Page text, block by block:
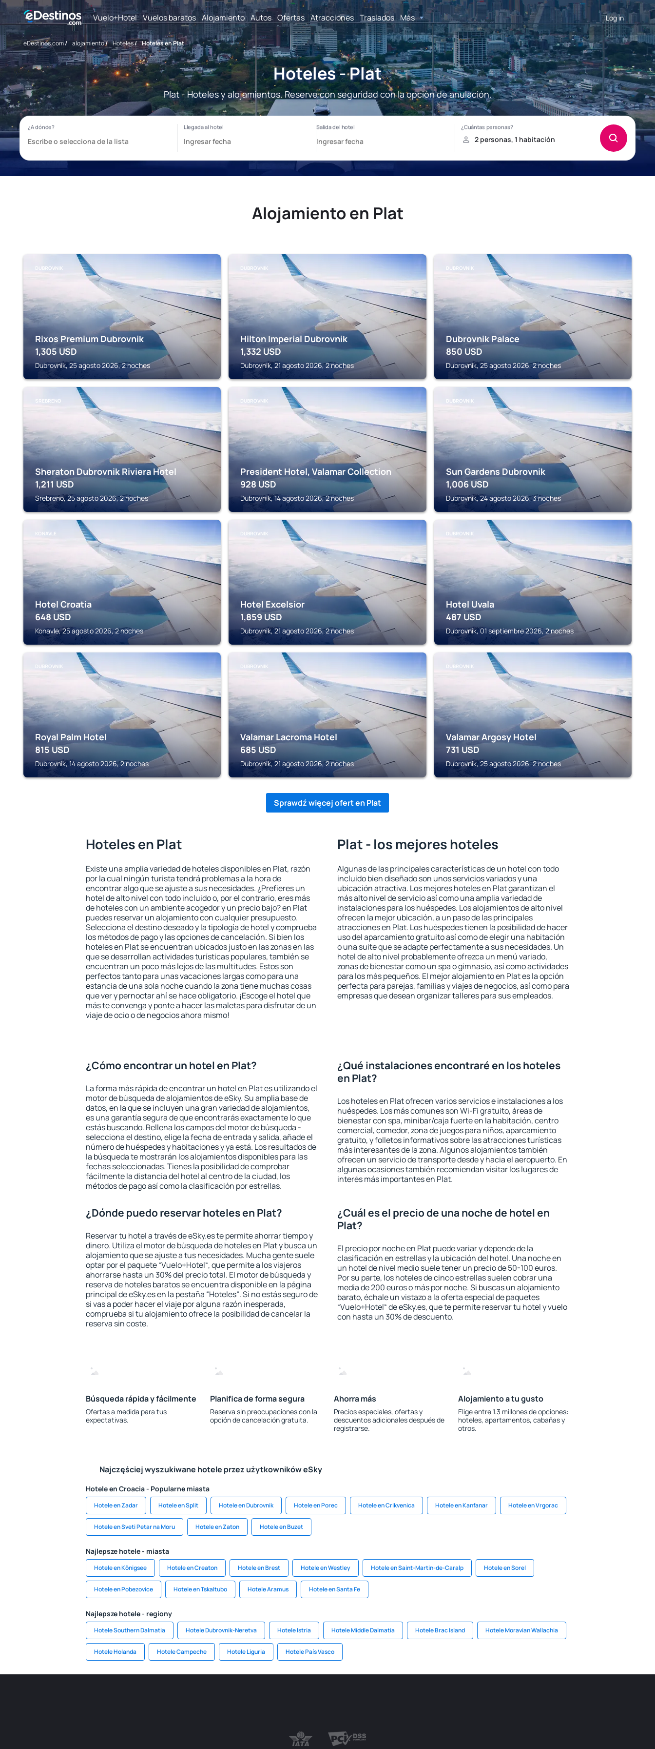
Vuelo+Hotel Vuelos baratos Alojamiento Autos Ofertas Atracciones Traslados Más Log in
eDestinos.com/ alojamiento/ Hoteles/ Hoteles en Plat
Hoteles - Plat
Plat - Hoteles y alojamientos. Reserve con seguridad con la opción de anulación.
Alojamiento en Plat
DUBROVNIK
Rixos Premium Dubrovnik
1,305 USD
Dubrovnik, 25 agosto 2026, 2 noches
DUBROVNIK
Hilton Imperial Dubrovnik
1,332 USD
Dubrovnik, 21 agosto 2026, 2 noches
DUBROVNIK
Dubrovnik Palace
850 USD
Dubrovnik, 25 agosto 2026, 2 noches
SREBRENO
Sheraton Dubrovnik Riviera Hotel
1,211 USD
Srebreno, 25 agosto 2026, 2 noches
DUBROVNIK
President Hotel, Valamar Collection
928 USD
Dubrovnik, 14 agosto 2026, 2 noches
DUBROVNIK
Sun Gardens Dubrovnik
1,006 USD
Dubrovnik, 24 agosto 2026, 3 noches
KONAVLE
Hotel Croatia
648 USD
Konavle, 25 agosto 2026, 2 noches
DUBROVNIK
Hotel Excelsior
1,859 USD
Dubrovnik, 21 agosto 2026, 2 noches
DUBROVNIK
Hotel Uvala
487 USD
Dubrovnik, 01 septiembre 2026, 2 noches
DUBROVNIK
Royal Palm Hotel
815 USD
Dubrovnik, 14 agosto 2026, 2 noches
DUBROVNIK
Valamar Lacroma Hotel
685 USD
Dubrovnik, 21 agosto 2026, 2 noches
DUBROVNIK
Valamar Argosy Hotel
731 USD
Dubrovnik, 25 agosto 2026, 2 noches
Sprawdź więcej ofert en Plat
Hoteles en Plat
Existe una amplia variedad de hoteles disponibles en Plat, razón
por la cual ningún turista tendrá problemas a la hora de
encontrar algo que se ajuste a sus necesidades. ¿Prefieres un
hotel de alto nivel con todo incluido o, por el contrario, eres más
de hoteles con un ambiente acogedor y un precio bajo? en Plat
puedes reservar un alojamiento con cualquier presupuesto.
Selecciona el destino deseado y la tipología de hotel y comprueba
los métodos de pago y las opciones de cancelación. Si bien los
hoteles en Plat se encuentran ubicados justo en las zonas en las
que se desarrollan actividades turísticas populares, también se
encuentran un poco más lejos de las multitudes. Estos son
perfectos tanto para unas vacaciones largas como para una
estancia de una sola noche cuando la zona tiene muchas cosas
que ver y pernoctar ahí se hace obligatorio. ¡Escoge el hotel que
más te convenga y ponte a hacer las maletas para disfrutar de un
viaje de ocio o de negocios ahora mismo!
Plat - los mejores hoteles
Algunas de las principales características de un hotel con todo
incluido bien diseñado son unos servicios variados y una
ubicación atractiva. Los mejores hoteles en Plat garantizan el
más alto nivel de servicio así como una amplia variedad de
instalaciones para los huéspedes. Los alojamientos de alto nivel
ofrecen la mejor ubicación, a un paso de las principales
atracciones en Plat. Los huéspedes tienen la posibilidad de hacer
uso del aparcamiento gratuito así como de elegir una habitación
o una suite que se adapte perfectamente a sus necesidades. Un
hotel de alto nivel probablemente ofrezca un menú variado,
zonas de bienestar como un spa o gimnasio, así como actividades
para los más pequeños. El mejor alojamiento en Plat es la opción
perfecta para parejas, familias y viajes de negocios, así como para
empresas que desean organizar talleres para sus empleados.
¿Cómo encontrar un hotel en Plat?
La forma más rápida de encontrar un hotel en Plat es utilizando el
motor de búsqueda de alojamientos de eSky. Su amplia base de
datos, en la que se incluyen una gran variedad de alojamientos,
es una garantía segura de que encontrarás exactamente lo que
estás buscando. Rellena los campos del motor de búsqueda -
selecciona el destino, elige la fecha de entrada y salida, añade el
número de huéspedes y habitaciones y ya está. Los resultados de
la búsqueda te mostrarán los alojamientos disponibles para las
fechas seleccionadas. Tienes la posibilidad de comprobar
fácilmente la distancia del hotel al centro de la ciudad, los
métodos de pago así como la clasificación por estrellas.
¿Qué instalaciones encontraré en los hoteles
en Plat?
Los hoteles en Plat ofrecen varios servicios e instalaciones a los
huéspedes. Los más comunes son Wi-Fi gratuito, áreas de
bienestar con spa, minibar/caja fuerte en la habitación, centro
comercial, comedor, zona de juegos para niños, aparcamiento
gratuito, y folletos informativos sobre las atracciones turísticas
más interesantes de la zona. Algunos alojamientos también
ofrecen un servicio de transporte desde y hacia el aeropuerto. En
algunas ocasiones también recomiendan visitar los lugares de
interés más importantes en Plat.
¿Dónde puedo reservar hoteles en Plat?
Reservar tu hotel a través de eSky.es te permite ahorrar tiempo y
dinero. Utiliza el motor de búsqueda de hoteles en Plat y busca un
alojamiento que se ajuste a tus necesidades. Mucha gente suele
optar por el paquete “Vuelo+Hotel“, que permite a los viajeros
ahorrarse hasta un 30% del precio total. El motor de búsqueda y
reserva de hoteles baratos se encuentra disponible en la página
principal de eSky.es en la pestaña “Hoteles“. Si no estás seguro de
si vas a poder hacer el viaje por alguna razón inesperada,
comprueba si tu alojamiento ofrece la posibilidad de cancelar la
reserva sin coste.
¿Cuál es el precio de una noche de hotel en
Plat?
El precio por noche en Plat puede variar y depende de la
clasificación en estrellas y la ubicación del hotel. Una noche en
un hotel de nivel medio suele tener un precio de 50-100 euros.
Por su parte, los hoteles de cinco estrellas suelen cobrar una
media de 200 euros o más por noche. Si buscas un alojamiento
barato, échale un vistazo a la oferta especial de paquetes
“Vuelo+Hotel“ de eSky.es, que te permite reservar tu hotel y vuelo
con hasta un 30% de descuento.
Búsqueda rápida y fácilmente
Ofertas a medida para tus
expectativas.
Planifica de forma segura
Reserva sin preocupaciones con la
opción de cancelación gratuita.
Ahorra más
Precios especiales, ofertas y
descuentos adicionales después de
registrarse.
Alojamiento a tu gusto
Elige entre 1.3 millones de opciones:
hoteles, apartamentos, cabañas y
otros.
Najczęściej wyszukiwane hotele przez użytkowników eSky
Hotele en Croacia - Popularne miasta
Hotele en Zadar Hotele en Split Hotele en Dubrovnik Hotele en Porec Hotele en Crikvenica Hotele en Kanfanar Hotele en Vrgorac
Hotele en Sveti Petar na Moru Hotele en Zaton Hotele en Buzet
Najlepsze hotele - miasta
Hotele en Königsee Hotele en Creaton Hotele en Brest Hotele en Westley Hotele en Saint-Martin-de-Caralp Hotele en Sorel
Hotele en Pobezovice Hotele en Tskaltubo Hotele Aramus Hotele en Santa Fe
Najlepsze hotele - regiony
Hotele Southern Dalmatia Hotele Dubrovnik-Neretva Hotele Istria Hotele Middle Dalmatia Hotele Brac Island Hotele Moravian Wallachia
Hotele Holanda Hotele Campeche Hotele Liguria Hotele País Vasco